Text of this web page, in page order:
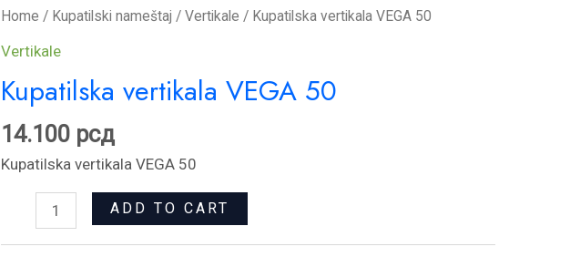
Home / Kupatilski nameštaj /Vertikale / Kupatilska vertikala VEGA 50
Vertikale
Kupatilska vertikala VEGA 50
14.100 рсд
Kupatilska vertikala VEGA 50
Kupatilska
vertikala
50
ADD TO CART